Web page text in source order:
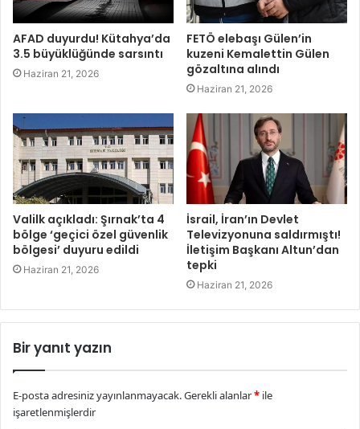
AFAD duyurdu! Kütahya’da
3.5 büyüklüğünde sarsıntı
Haziran 21, 2026
FETÖ elebaşı Gülen’in
kuzeni Kemalettin Gülen
gözaltına alındı
Haziran 21, 2026
Valilk açıkladı: Şırnak’ta 4
bölge ‘geçici özel güvenlik
bölgesi’ duyuru edildi
Haziran 21, 2026
İsrail, İran’ın Devlet
Televizyonuna saldırmıştı!
İletişim Başkanı Altun’dan
tepki
Haziran 21, 2026
Bir yanıt yazın
E-posta adresiniz yayınlanmayacak.Gerekli alanlar* ile
işaretlenmişlerdir